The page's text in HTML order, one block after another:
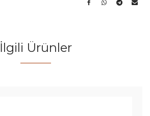
İlgili Ürünler